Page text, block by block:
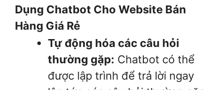
Dụng Chatbot Cho Website Bán
Hàng Giá Rẻ
Tự động hóa các câu hỏi
thường gặp: Chatbot có thể
được lập trình để trả lời ngay